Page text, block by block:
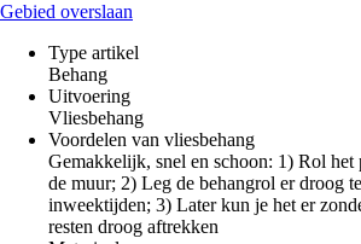
Gebied overslaan
Type artikel
Behang
Uitvoering
Vliesbehang
Voordelen van vliesbehang
Gemakkelijk, snel en schoon: 1) Rol het
de muur; 2) Leg de behangrol er droog
inweektijden; 3) Later kun je het er
resten droog aftrekken